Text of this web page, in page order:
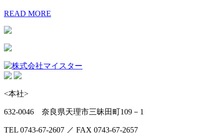
READ MORE
<本社>
632-0046 奈良県天理市三昧田町109－1
TEL 0743-67-2607 ／ FAX 0743-67-2657